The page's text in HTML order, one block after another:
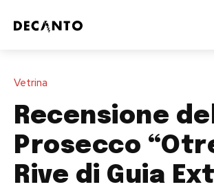
Vetrina
Recensione del
Prosecco
Rive di Guia